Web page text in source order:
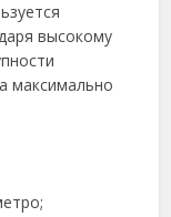
высокому
максимально